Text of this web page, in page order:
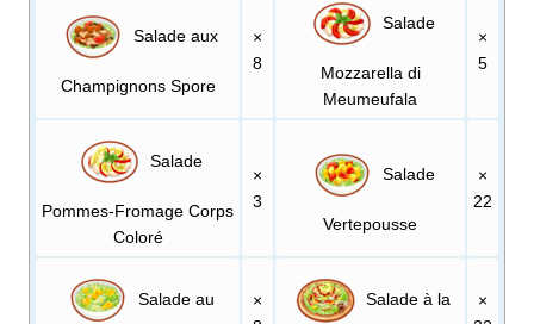
Salade aux
Champignons Spore
×
8
Salade
Mozzarella di
Meumeufala
×
5
Salade
Pommes-Fromage Corps
Coloré
×
3
Salade
Vertepousse
×
22
Salade au
×
Salade à la
×